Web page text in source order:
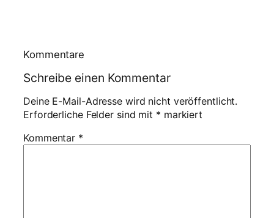
Kommentare
Schreibe einen Kommentar
Deine E-Mail-Adresse wird nicht veröffentlicht.
Erforderliche Felder sind mit * markiert
Kommentar *